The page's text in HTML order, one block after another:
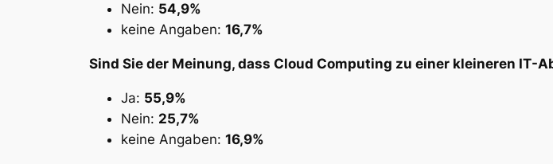
Nein: 54,9%
keine Angaben: 16,7%
Sind Sie der Meinung, dass Cloud Computing zu einer kleineren IT-
Ja: 55,9%
Nein: 25,7%
keine Angaben: 16,9%